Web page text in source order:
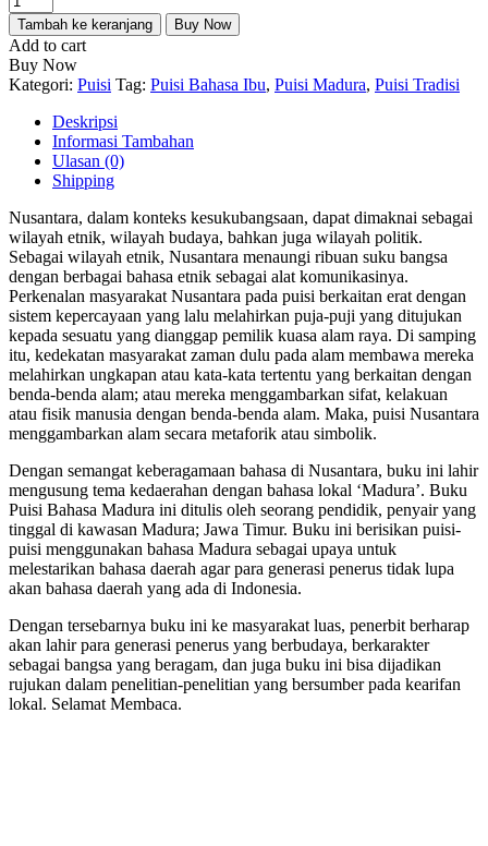
Andherrâ
Bhumè
Tambah ke keranjang Buy Now
Add to cart
Buy Now
Kategori: Puisi Tag: Puisi Bahasa Ibu, Puisi Madura, Puisi Tradisi
Deskripsi
Informasi Tambahan
Ulasan (0)
Shipping
Nusantara, dalam konteks kesukubangsaan, dapat dimaknai sebagai
wilayah etnik, wilayah budaya, bahkan juga wilayah politik.
Sebagai wilayah etnik, Nusantara menaungi ribuan suku bangsa
dengan berbagai bahasa etnik sebagai alat komunikasinya.
Perkenalan masyarakat Nusantara pada puisi berkaitan erat dengan
sistem kepercayaan yang lalu melahirkan puja-puji yang ditujukan
kepada sesuatu yang dianggap pemilik kuasa alam raya. Di samping
itu, kedekatan masyarakat zaman dulu pada alam membawa mereka
melahirkan ungkapan atau kata-kata tertentu yang berkaitan dengan
benda-benda alam; atau mereka menggambarkan sifat, kelakuan
atau fisik manusia dengan benda-benda alam. Maka, puisi Nusantara
menggambarkan alam secara metaforik atau simbolik.
Dengan semangat keberagamaan bahasa di Nusantara, buku ini lahir
mengusung tema kedaerahan dengan bahasa lokal ‘Madura’. Buku
Puisi Bahasa Madura ini ditulis oleh seorang pendidik, penyair yang
tinggal di kawasan Madura; Jawa Timur. Buku ini berisikan puisi-
puisi menggunakan bahasa Madura sebagai upaya untuk
melestarikan bahasa daerah agar para generasi penerus tidak lupa
akan bahasa daerah yang ada di Indonesia.
Dengan tersebarnya buku ini ke masyarakat luas, penerbit berharap
akan lahir para generasi penerus yang berbudaya, berkarakter
sebagai bangsa yang beragam, dan juga buku ini bisa dijadikan
rujukan dalam penelitian-penelitian yang bersumber pada kearifan
lokal. Selamat Membaca.